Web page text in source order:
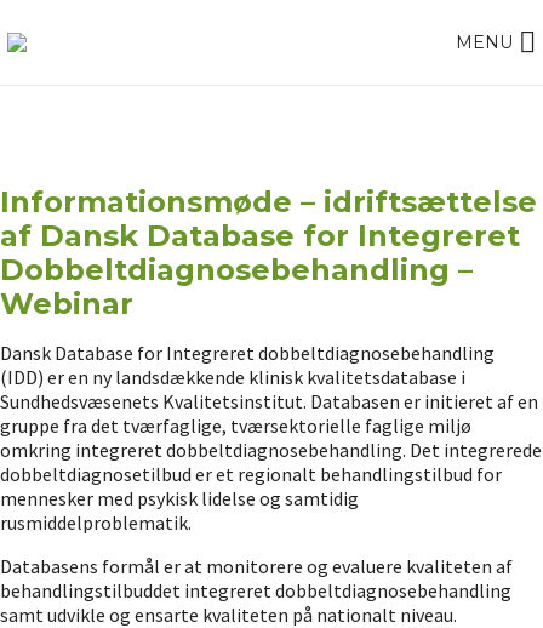
MENU
Informationsmøde – idriftsættelse
af Dansk Database for Integreret
Dobbeltdiagnosebehandling –
Webinar
Dansk Database for Integreret dobbeltdiagnosebehandling
(IDD) er en ny landsdækkende klinisk kvalitetsdatabase i
Sundhedsvæsenets Kvalitetsinstitut. Databasen er initieret af en
gruppe fra det tværfaglige, tværsektorielle faglige miljø
omkring integreret dobbeltdiagnosebehandling. Det integrerede
dobbeltdiagnosetilbud er et regionalt behandlingstilbud for
mennesker med psykisk lidelse og samtidig
rusmiddelproblematik.
Databasens formål er at monitorere og evaluere kvaliteten af
behandlingstilbuddet integreret dobbeltdiagnosebehandling
samt udvikle og ensarte kvaliteten på nationalt niveau.